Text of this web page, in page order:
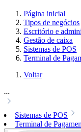
Página inicial
Tipos de negócios
Escritório e
Gestão de caixa
Sistemas de POS
Terminal de
Voltar
...
Sistemas de POS
Terminal de